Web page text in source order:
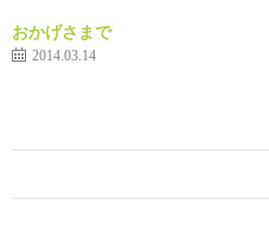
おかげさまで
2014.03.14